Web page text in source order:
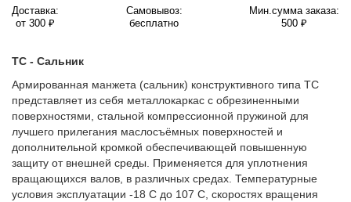
Доставка:
от 300 ₽
Самовывоз:
бесплатно
Мин.сумма заказа:
500 ₽
TC - Сальник
Армированная манжета (сальник) конструктивного типа TC
представляет из себя металлокаркас с обрезиненными
поверхностями, стальной компрессионной пружиной для
лучшего прилегания маслосъёмных поверхностей и
дополнительной кромкой обеспечивающей повышенную
защиту от внешней среды. Применяется для уплотнения
вращающихся валов, в различных средах. Температурные
условия эксплуатации -18 С до 107 С, скоростях вращения